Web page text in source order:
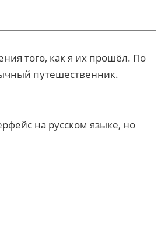
того, как я их прошёл. По
путешественник.
на русском языке, но